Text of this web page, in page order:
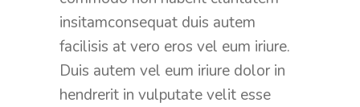
insitamconsequat duis autem
facilisis at vero eros vel eum iriure.
Duis autem vel eum iriure dolor in
hendrerit in vulputate velit esse